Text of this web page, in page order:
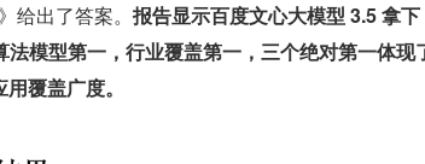
给出了答案。 报告显示百度文心大模型 3.5 拿
模型第一，行业覆盖第一，三个绝对第一体现
覆盖广度。